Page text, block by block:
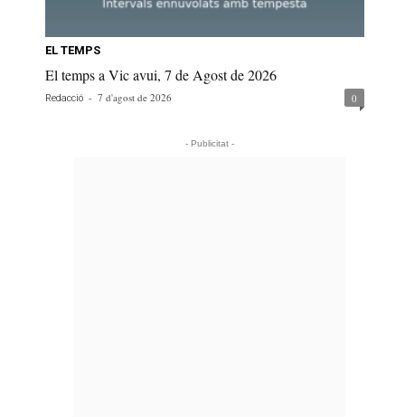
EL TEMPS
El temps a Vic avui, 7 de Agost de 2026
Redacció - 7 d'agost de 2026 0
- Publicitat -